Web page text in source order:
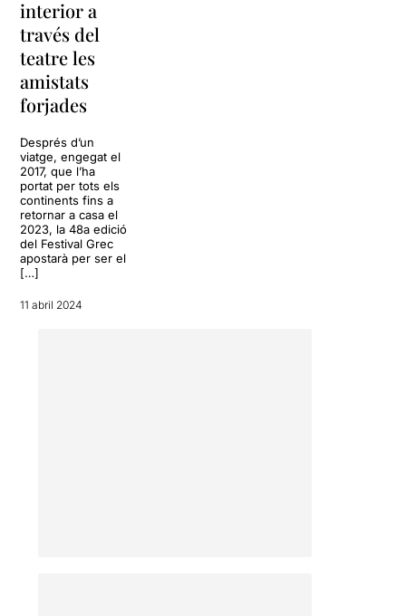
interior a
través del
teatre les
amistats
forjades
Després d’un
viatge, engegat el
2017, que l’ha
portat per tots els
continents fins a
retornar a casa el
2023, la 48a edició
del Festival Grec
apostarà per ser el
[…]
11 abril 2024